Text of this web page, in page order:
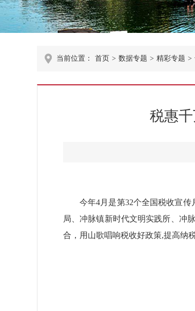
当前位置： 首页 > 数据专题 > 精彩专题 >
税惠
今年4月是第32个全国税收宣
局、冲脉镇新时代文明实践所、冲
合，用山歌唱响税收好政策,提高纳